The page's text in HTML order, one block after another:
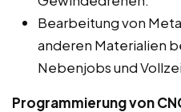
Bearbeitung von
anderen Materialien
Nebenjobs und
Programmierung von